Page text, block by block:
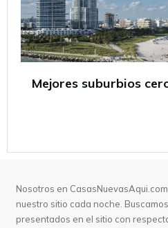
Mejores suburbios
Nosotros en
nuestro sitio cada noche.
presentados en el sitio con